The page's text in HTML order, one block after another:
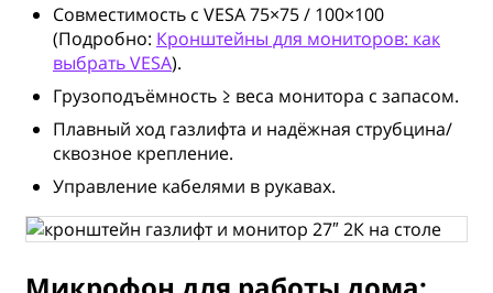
Совместимость с VESA 75×75 / 100×100
(Подробно: Кронштейны для мониторов: как
выбрать VESA).
Грузоподъёмность ≥ веса монитора с запасом.
Плавный ход газлифта и надёжная струбцина/
сквозное крепление.
Управление кабелями в рукавах.